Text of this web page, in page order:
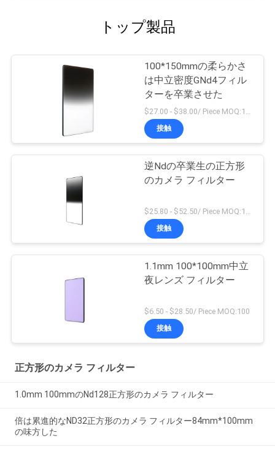
トップ製品
100*150mmの柔らかさ
は中立密度GNd4フィル
ターを卒業させた
$27.00 - $38.00/ Piece MOQ:100
接触
逆Ndの卒業生の正方形
のカメラ フィルター
接触
1.1mm 100*100mm中立
夜レンズ フィルター
$6.50 - $28.50/ Piece MOQ:100
接触
正方形のカメラ フィルター
1.0mm 100mmのNd128正方形のカメラ フィルター
倍は累進的なND32正方形のカメラ フィルター84mm*100mm
の味方した